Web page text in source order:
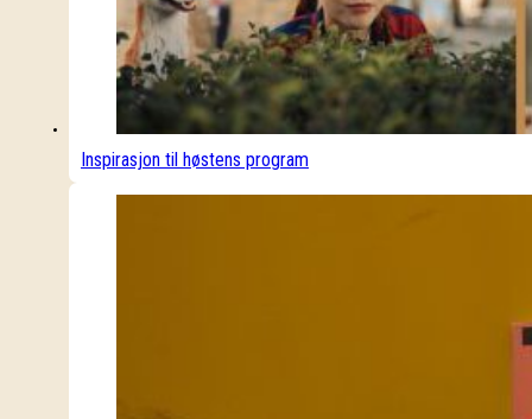
Inspirasjon til høstens program